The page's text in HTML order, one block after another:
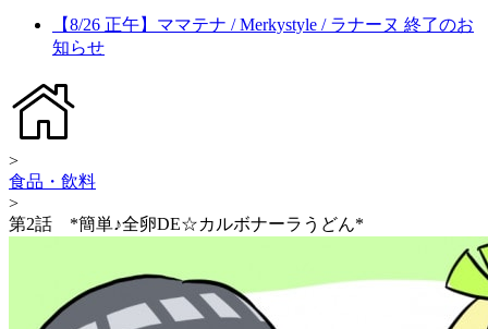
【8/26 正午】ママテナ / Merkystyle / ラナーヌ 終了のお
知らせ
>
食品・飲料
>
第2話 *簡単♪全卵DE☆カルボナーラうどん*